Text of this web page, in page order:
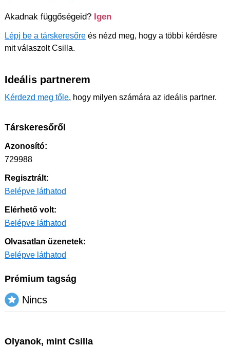
Akadnak függőségeid? Igen
Lépj be a társkeresőre és nézd meg, hogy a többi kérdésre
mit válaszolt Csilla.
Ideális partnerem
Kérdezd meg tőle, hogy milyen számára az ideális partner.
Társkeresőről
Azonosító:
729988
Regisztrált:
Belépve láthatod
Elérhető volt:
Belépve láthatod
Olvasatlan üzenetek:
Belépve láthatod
Prémium tagság
Nincs
Olyanok, mint Csilla